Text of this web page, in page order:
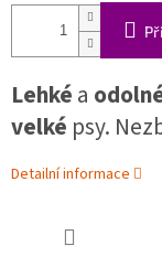
Lehkéa
velké psy.
Detailní informace